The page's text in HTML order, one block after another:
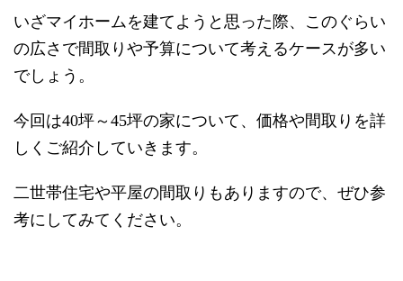
いざマイホームを建てようと思った際、このぐらい
の広さで間取りや予算について考えるケースが多い
でしょう。
今回は40坪～ 45坪の家について、価格や間取りを詳
しくご紹介していきます。
二世帯住宅や平屋の間取りもありますので、ぜひ参
考にしてみてください。